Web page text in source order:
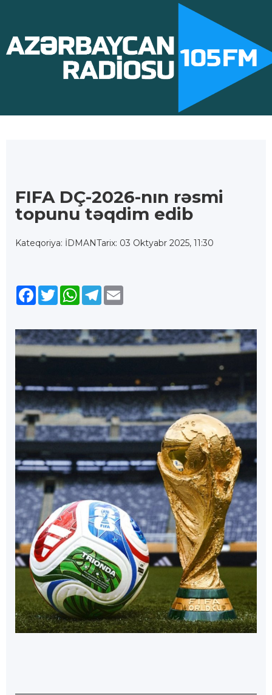
FIFA DÇ-2026-nın rəsmi
topunu təqdim edib
Kateqoriya: İDMANTarix: 03 Oktyabr 2025, 11:30
Facebook
TwitterWhatsApp
Telegram